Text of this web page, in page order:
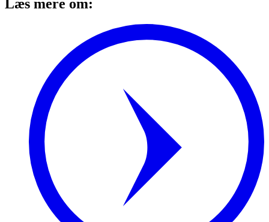
Læs mere om: